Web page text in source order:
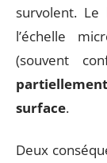
survolent.
l’échelle
(souvent
surface.
Deux